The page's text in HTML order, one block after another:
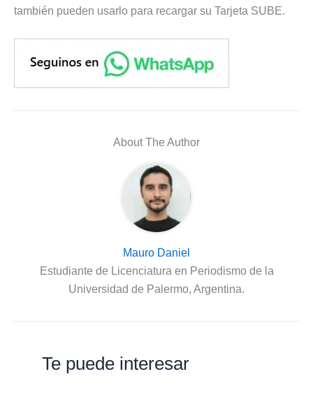
también pueden usarlo para recargar su Tarjeta SUBE.
About The Author
Mauro Daniel
Estudiante de Licenciatura en Periodismo de la
Universidad de Palermo, Argentina.
Te puede interesar